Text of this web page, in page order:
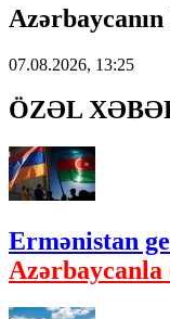
07.08.2026, 13:25
ÖZƏL
Ermənistan
Azərbaycanla